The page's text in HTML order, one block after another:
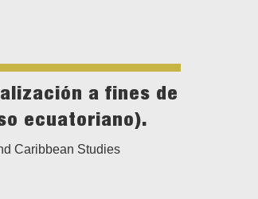
a fines de
ecuatoriano).
Caribbean Studies